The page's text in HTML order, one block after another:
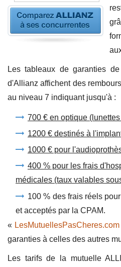
Les tableaux de garanties
d'Allianz affichent des
au niveau 7 indiquant jusqu'à :
700 € en optique
1200 € destinés à
1000 € pour
400 % pour les frais
médicales (taux valables
100 % des frais réels
et acceptés par la CPAM.
« LesMutuellesPasCheres.com
garanties à celles des autres
Les tarifs de la mutuelle